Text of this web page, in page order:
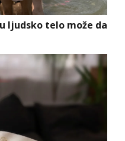
ljudsko telo može da